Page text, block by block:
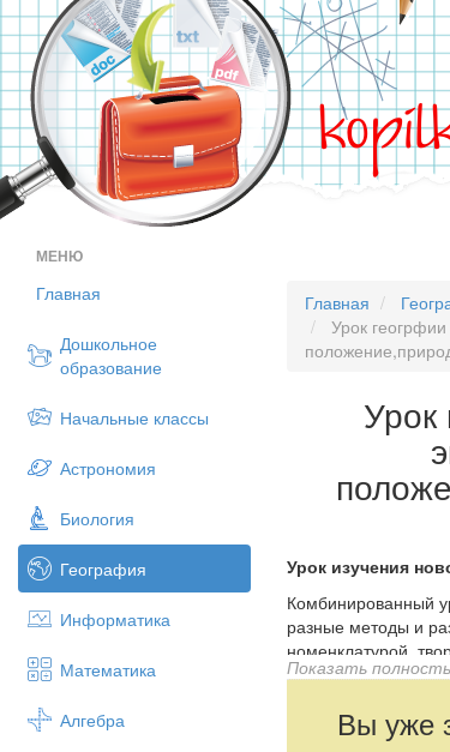
МЕНЮ
Главная
Дошкольное
образование
Начальные классы
Астрономия
Биология
География
Информатика
Математика
Алгебра
Главная
Урок
Урок
Урок изучения
Комбинированный
разные методы и
номенклатурой,
соответствует
используются
Презентация
Показать
Вы уже